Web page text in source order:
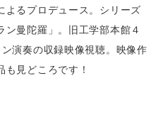
よるプロデュース。シリーズ
ン曼陀羅」。旧工学部本館４
演奏の収録映像視聴。映像作
見どころです！